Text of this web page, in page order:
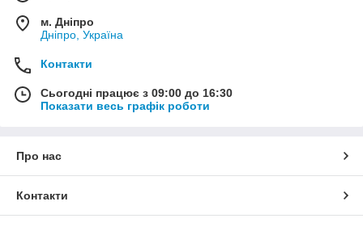
м. Дніпро
Дніпро, Україна
Контакти
Сьогодні працює з 09:00 до 16:30
Показати весь графік роботи
Про нас
Контакти